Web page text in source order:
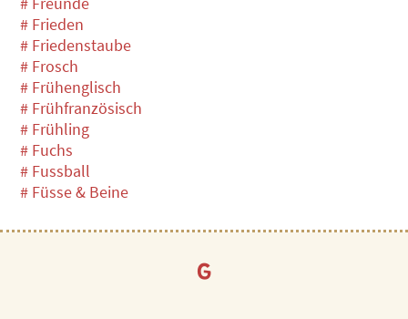
# Frieden
# Friedenstaube
# Frosch
# Frühenglisch
# Frühfranzösisch
# Frühling
# Fuchs
# Fussball
# Füsse & Beine
G